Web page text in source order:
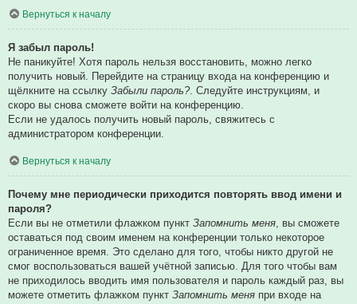
Вернуться к началу
Я забыл пароль!
Не паникуйте! Хотя пароль нельзя восстановить, можно легко
получить новый. Перейдите на страницу входа на конференцию и
щёлкните на ссылку Забыли пароль?. Следуйте инструкциям, и
скоро вы снова сможете войти на конференцию.
Если не удалось получить новый пароль, свяжитесь с
администратором конференции.
Вернуться к началу
Почему мне периодически приходится повторять ввод имени и
пароля?
Если вы не отметили флажком пункт Запомнить меня , вы сможете
оставаться под своим именем на конференции только некоторое
ограниченное время. Это сделано для того, чтобы никто другой не
смог воспользоваться вашей учётной записью. Для того чтобы вам
не приходилось вводить имя пользователя и пароль каждый раз, вы
можете отметить флажком пункт Запомнить меня при входе на